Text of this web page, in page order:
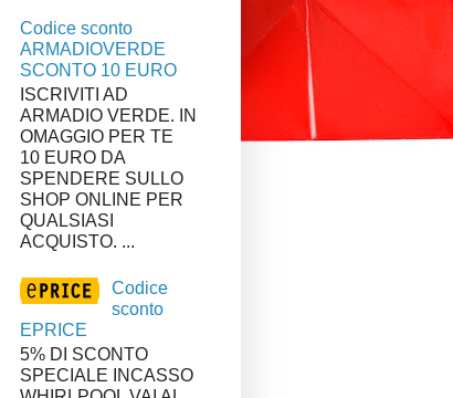
Codice sconto
ARMADIOVERDE
SCONTO 10 EURO
ISCRIVITI AD
ARMADIO VERDE. IN
OMAGGIO PER TE
10 EURO DA
SPENDERE SULLO
SHOP ONLINE PER
QUALSIASI
ACQUISTO. ...
Codice
sconto
EPRICE
5% DI SCONTO
SPECIALE INCASSO